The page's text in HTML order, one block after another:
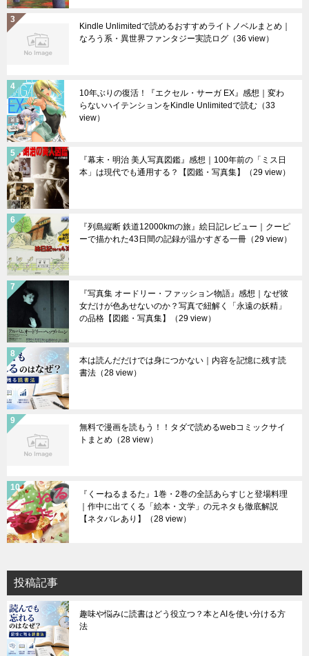
Kindle Unlimitedで読めるおすすめライトノベルまとめ｜
なろう系・異世界ファンタジー実読ログ （36 view）
10年ぶりの復活！『エクセル・サーガ EX』感想｜変わ
らないハイテンションをKindle Unlimitedで読む （33
view）
『幕末・明治 美人写真図鑑』感想｜100年前の「ミス日
本」は現代でも通用する？【図鑑・写真集】
（29 view）
『列島縦断 鉄道12000kmの旅』絵日記レビュー｜クーピ
ーで描かれた43日間の記録が温かすぎる一冊 （29 view）
『写真集 オードリー・ファッション物語』感想｜なぜ彼
女だけが色あせないのか？写真で紐解く「永遠の妖精」
の品格【図鑑・写真集】
（29 view）
本は読んだだけでは身につかない｜内容を記憶に残す読
書法 （28 view）
無料で漫画を読もう！！タダで読めるwebコミックサイ
トまとめ （28 view）
『くーねるまるた』1巻・2巻の全話あらすじと登場料理
｜作中に出てくる「絵本・文学」の元ネタも徹底解説
【ネタバレあり】
（28 view）
投稿記事
趣味や悩みに読書はどう役立つ？本とAIを使い分ける方
法